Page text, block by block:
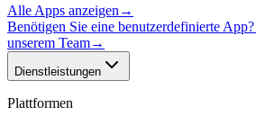
Alle Apps anzeigen →
Benötigen Sie eine benutzerdefinierte
unserem Team→
Dienstleistungen
Plattformen